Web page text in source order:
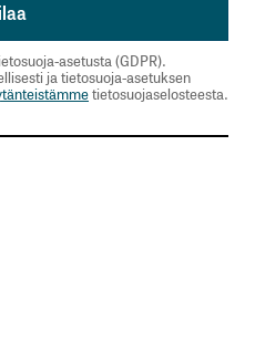
asetusta (GDPR).
ja tietosuoja-asetuksen
tietosuojaselosteesta.